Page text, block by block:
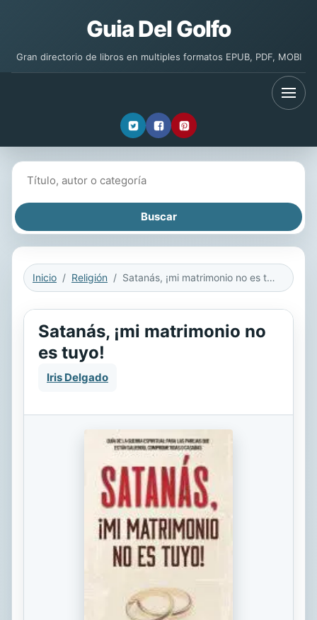
Guia Del Golfo
Gran directorio de libros en multiples formatos EPUB, PDF, MOBI
Inicio Religión Satanás, ¡mi matrimonio no es tuyo!
Satanás, ¡mi matrimonio no
es tuyo!
Iris Delgado